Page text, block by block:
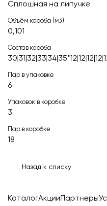
Сплошная на липучке
Объём короба (м3)
0,101
Состав короба
Пар в упаковке
6
Упаковок в коробке
3
Пар в коробке
18
Назад к списку
КаталогАкции Партнеры